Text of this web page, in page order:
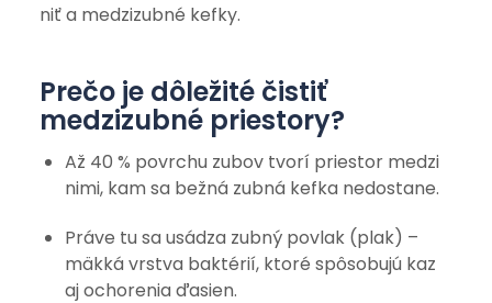
niť a medzizubné kefky.
Prečo je dôležité čistiť
medzizubné priestory?
Až 40 % povrchu zubov tvorí priestor medzi
nimi, kam sa bežná zubná kefka nedostane.
Práve tu sa usádza zubný povlak (plak) –
mäkká vrstva baktérií, ktoré spôsobujú kaz
aj ochorenia ďasien.